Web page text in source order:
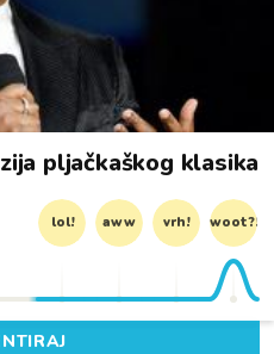
pljačkaškog klasika
lol! aww vrh! woot?!